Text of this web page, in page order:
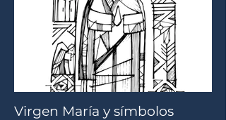
Virgen María y símbolos